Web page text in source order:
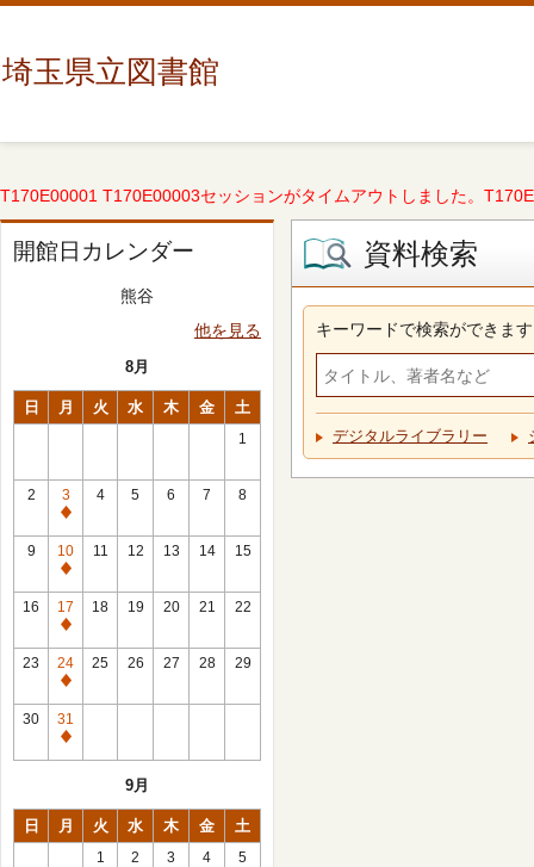
埼玉県立図書館
T170E00001 T170E00003セッションがタイムアウトしました。
開館日カレンダー
熊谷
他を見る
8月
日 月 火 水 木 金 土
1
2
3
休
館
日
4 5 6 7 8
9
10
休
館
日
11 12 13 14 15
16
17
休
館
日
18 19 20 21 22
23
24
休
館
日
25 26 27 28 29
30
31
休
9月
日 月 火 水 木 金 土
1 2 3 4 5
資料検索
キーワードで検索ができます
デジタルライブラリー